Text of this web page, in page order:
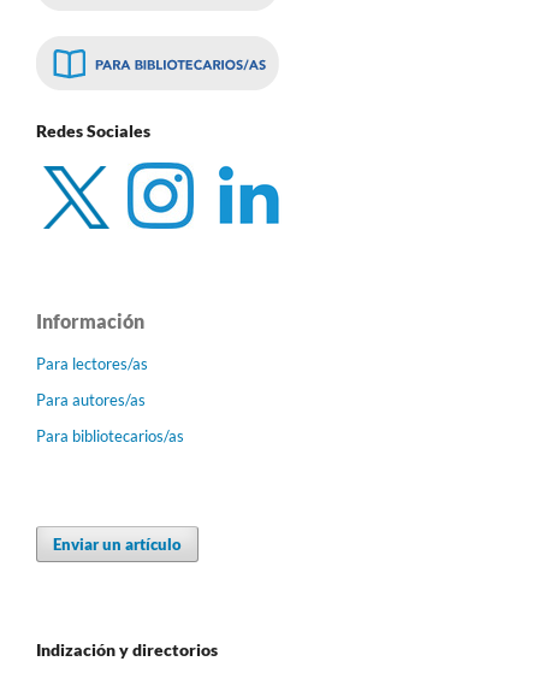
Redes Sociales
Información
Para lectores/as
Para autores/as
Para bibliotecarios/as
Enviar un artículo
Indización y directorios